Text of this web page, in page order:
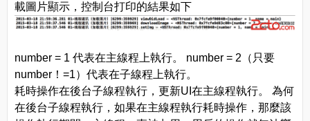
載圖片顯示，控制台打印的結果如下
number = 1 代表在主線程上執行。 number = 2（只要
number！=1）代表在子線程上執行。
耗時操作在後台子線程執行，更新UI在主線程執行。 為何
在後台子線程執行，如果在主線程執行耗時操作，那麼該